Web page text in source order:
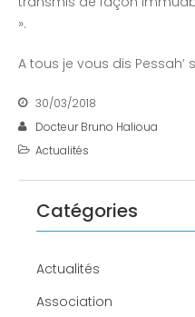
».
A tous je vous dis Pessah’
30/03/2018
Docteur Bruno Halioua
Actualités
Catégories
Actualités
Association